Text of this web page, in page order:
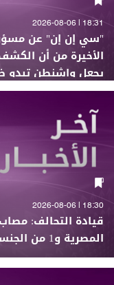
18:31 | 2026-08-06
"سي إن إن" عن
الأخيرة من أن
يجعل واشنطن تبدو
18:30 | 2026-08-06
المصرية و1 من الجنسية الباكستانية